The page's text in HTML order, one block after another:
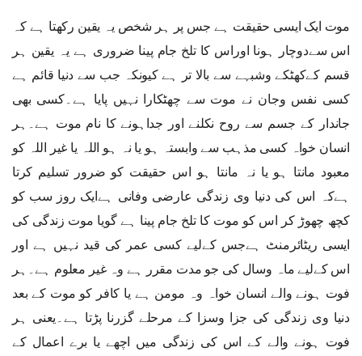
موت ایک ایسی حقیقت ہے جس پر ہر شخص یہ یقین رکھتا ہے کہ
اس سےدوچار ہونا اوراس کا تلخ جام پینا ضروری ہے یہ یقین ہر
قسم کےکھٹکے وشبہے سے بالا تر ہے کیونکہ جب سے دنیا قائم ہے
کسی نفس وجان نے موت سے چھٹکارا نہیں پایا ہے۔کسی بھی
جاندار کے جسم سے روح نکلنے اور جداہونے کا نام موت ہے۔ہر
انسان خواہ کسی مذہب سے وابستہ ہو یا نہ ہو اللہ یا غیر اللہ کو
معبود مانتا ہو یا نہ مانتا ہو اس حقیقت کو ضرور تسلیم کرتا
ہےکہ اس کی دنیا وی زندگی عارضی وفانی ہےایک روز سب کو
کچھ چھوڑ کر اس کو موت کا تلخ جام پینا ہے گویا موت زندگی کی
ایسی ریٹائرمنٹ ہےجس کےلیے کسی عمر کی قید نہیں ہے اور
اس کےلیے ماہ وسال کی جو مدت مقرر ہے وہ غیر معلوم ہے۔ہر
فوت ہونے والے انسان خواہ وہ مومن ہے یا کافر کو موت کے بعد
دنیا وی زندگی کی جزا وسزا کے مرحلے گزرنا پڑتا ہے۔یعنی ہر
فوت ہونے والے کے اس کی زندگی میں اچھے یا برے اعمال کے